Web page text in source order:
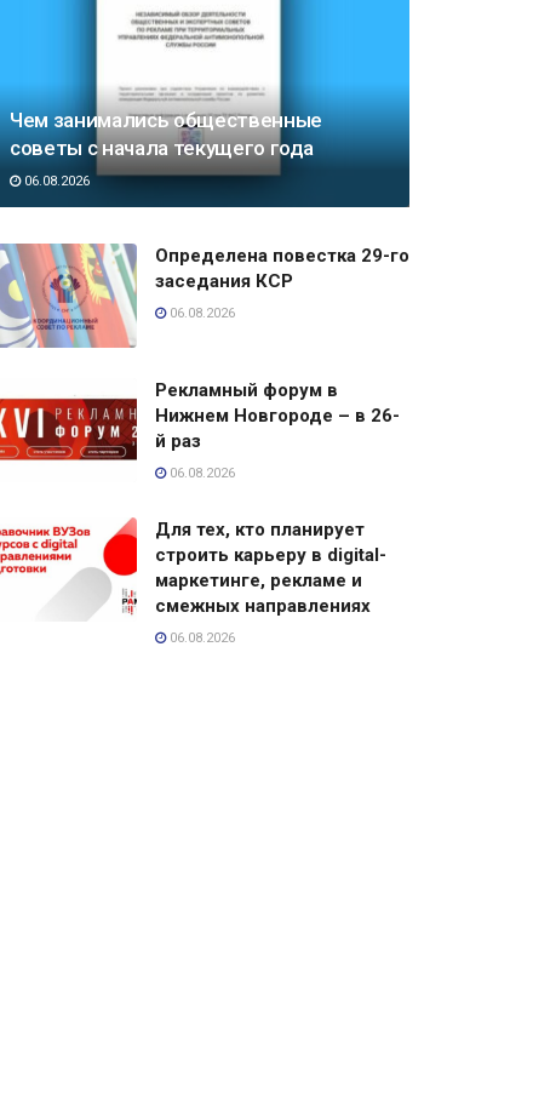
Чем занимались общественные
советы с начала текущего года
06.08.2026
Определена повестка 29-го
заседания КСР
06.08.2026
Рекламный форум в
Нижнем Новгороде – в 26-
й раз
06.08.2026
Для тех, кто планирует
строить карьеру в digital-
маркетинге, рекламе и
смежных направлениях
06.08.2026